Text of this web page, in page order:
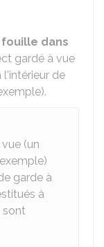
fouille dans
gardé à vue
de
(un
garde à
à
sont